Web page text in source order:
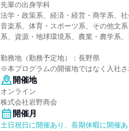
先輩の出身学科
法学・政策系、経済・経営・商学系、
音楽系、体育・スポーツ系、その他文
系、資源・地球環境系、農業・農学系
勤務地（勤務予定地）：長野県
※本プログラムの開催地ではなく入社
開催地
オンライン
株式会社岩野商会
開催月
土日祝日に開催あり、長期休暇に開催あ